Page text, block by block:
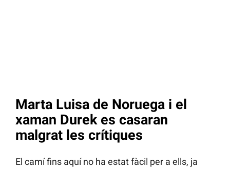
Marta Luisa de Noruega i el
xaman Durek es casaran
malgrat les crítiques
El camí fins aquí no ha estat fàcil per a ells, ja